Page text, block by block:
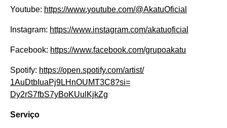
Youtube: https://www.youtube.com/@AkatuOficial
Instagram: https://www.instagram.com/akatuoficial
Facebook: https://www.facebook.com/grupoakatu
Spotify: https://open.spotify.com/artist/
1AuDtbIuaPj9LHnOUMT3C8?si=
Dy2rS7fbS7yBoKUulKjkZg
Serviço